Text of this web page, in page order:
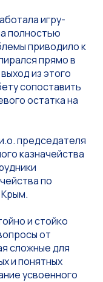
игру-
полностью
приводило к
прямо в
из этого
сопоставить
остатка на
председателя
казначейства
по
и стойко
от
сложные для
и понятных
усвоенного